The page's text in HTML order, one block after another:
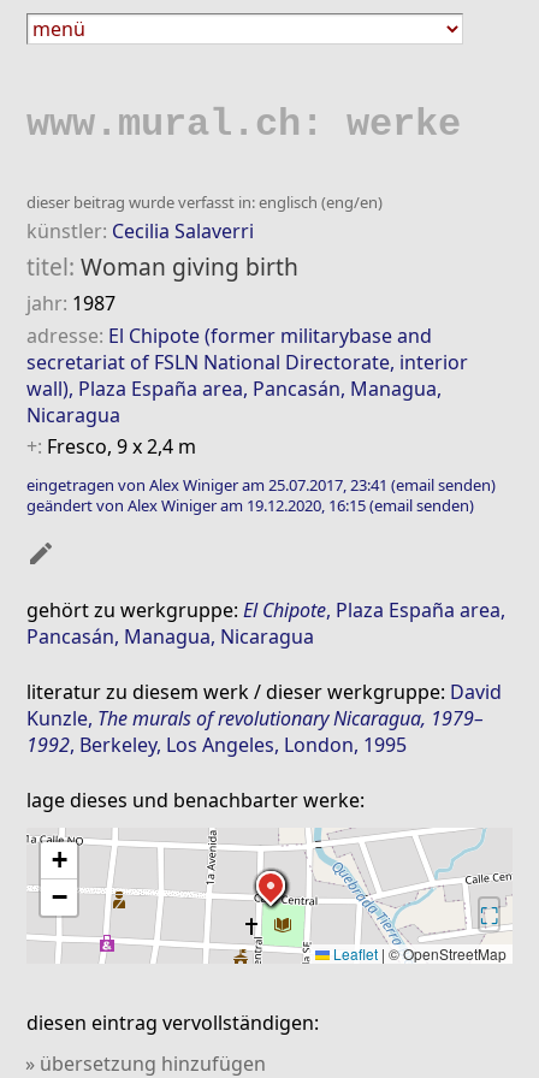
www.mural.ch: werke
dieser beitrag wurde verfasst in: englisch (eng/en)
künstler: Cecilia Salaverri
titel:Woman giving birth
jahr: 1987
adresse: El Chipote (former militarybase and
secretariat of FSLN National Directorate, interior
wall), Plaza España area, Pancasán, Managua,
Nicaragua
+: Fresco, 9 x 2,4 m
eingetragen von Alex Winiger am 25.07.2017, 23:41 (email senden)
geändert von Alex Winiger am 19.12.2020, 16:15(email senden)
mode_edit
gehört zu werkgruppe:El Chipote, Plaza España area,
Pancasán, Managua, Nicaragua
literatur zu diesem werk / dieser werkgruppe: David
Kunzle, The murals of revolutionary Nicaragua, 1979–
1992, Berkeley, Los Angeles, London, 1995
lage dieses und benachbarter werke:
+
−
⛶
Leaflet | © OpenStreetMap
diesen eintrag vervollständigen:
» übersetzung hinzufügen